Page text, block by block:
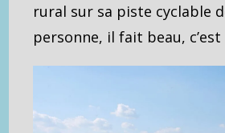
rural sur sa piste cyclable
personne, il fait beau,